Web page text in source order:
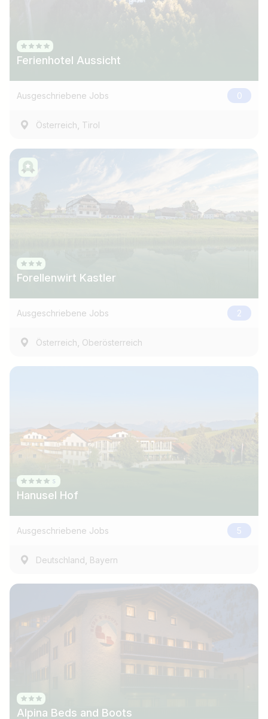
Ferienhotel Aussicht
Ausgeschriebene Jobs 0
Österreich, Tirol
Forellenwirt Kastler
Ausgeschriebene Jobs 2
Österreich, Oberösterreich
Hanusel Hof
Ausgeschriebene Jobs 5
Deutschland, Bayern
Alpina Beds and Boots